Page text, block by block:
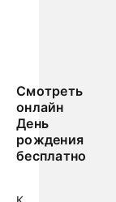
Смотреть
онлайн
День
рождения
бесплатно